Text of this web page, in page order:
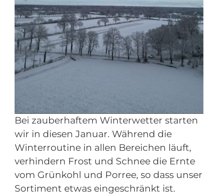
Bei zauberhaftem Winterwetter starten
wir in diesen Januar. Während die
Winterroutine in allen Bereichen läuft,
verhindern Frost und Schnee die Ernte
vom Grünkohl und Porree, so dass unser
Sortiment etwas eingeschränkt ist.